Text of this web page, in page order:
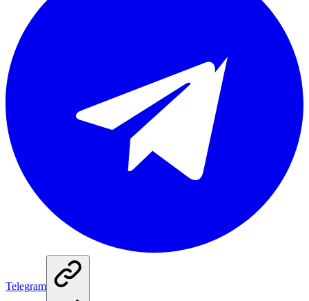
Telegram